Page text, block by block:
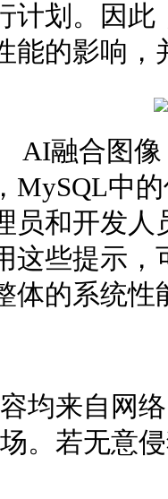
计划。因
能的影响
AI融合图
中的
员和开发
这些提示
体的系统性
容均来自网
。若无意